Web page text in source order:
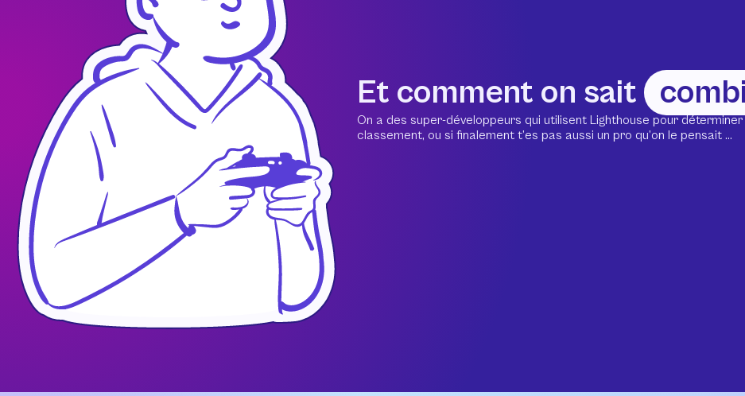
Et comment on sait
On a des super-développeurs qui utilisent Lighthouse pour
classement, ou si finalement t’es pas aussi un pro qu’on le pensait ...